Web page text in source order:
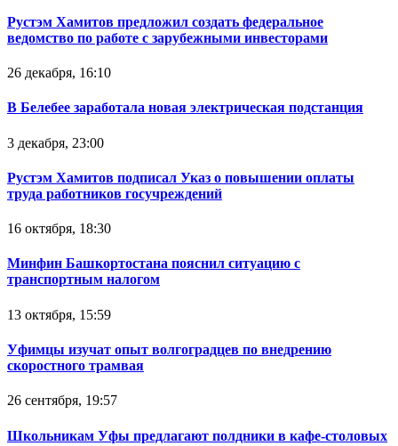
Рустэм Хамитов предложил создать федеральное
ведомство по работе с зарубежными инвесторами
26 декабря, 16:10
В Белебее заработала новая электрическая подстанция
3 декабря, 23:00
Рустэм Хамитов подписал Указ о повышении оплаты
труда работников госучреждений
16 октября, 18:30
Минфин Башкортостана пояснил ситуацию с
транспортным налогом
13 октября, 15:59
Уфимцы изучат опыт волгоградцев по внедрению
скоростного трамвая
26 сентября, 19:57
Школьникам Уфы предлагают полдники в кафе-столовых